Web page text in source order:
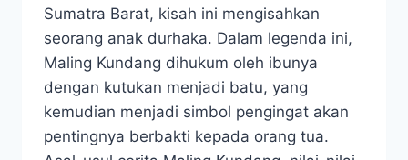
Sumatra Barat, kisah ini mengisahkan
seorang anak durhaka. Dalam legenda ini,
Maling Kundang dihukum oleh ibunya
dengan kutukan menjadi batu, yang
kemudian menjadi simbol pengingat akan
pentingnya berbakti kepada orang tua.